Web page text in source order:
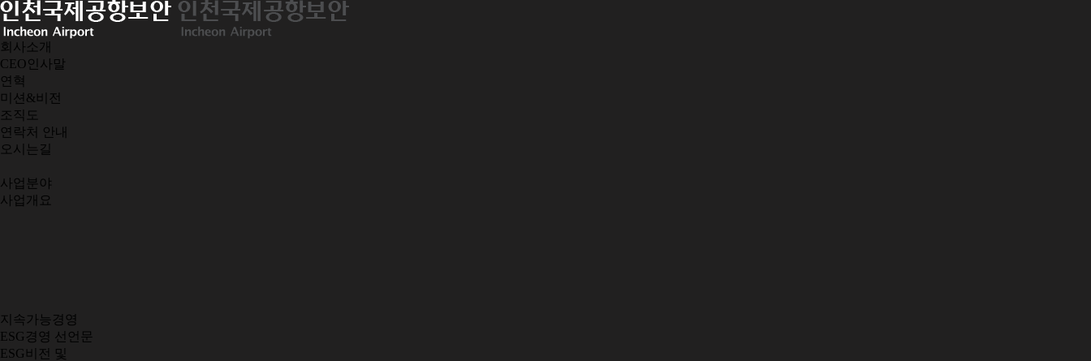
회사소개
CEO인사말
연혁
미션&비전
조직도
연락처 안내
오시는길
사업분야
사업개요
지속가능경영
ESG경영 선언문
ESG비전 및